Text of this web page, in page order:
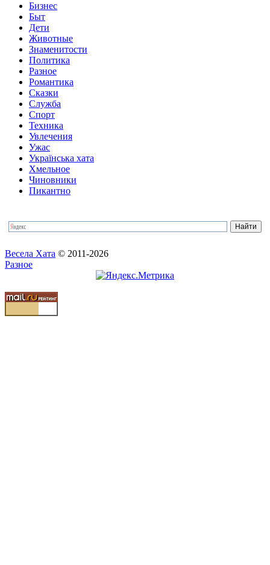
Бизнес
Быт
Дети
Животные
Знаменитости
Политика
Разное
Романтика
Сказки
Служба
Спорт
Техника
Увлечения
Ужас
Українська хата
Хмельное
Чиновники
Пикантно
Весела Хата © 2011-2026
Разное